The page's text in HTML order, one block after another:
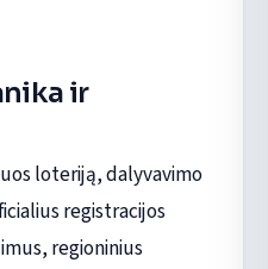
ir
loteriją, dalyvavimo
registracijos
regioninius